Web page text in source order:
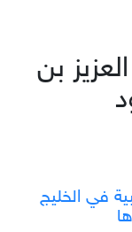
بن
في الخليج